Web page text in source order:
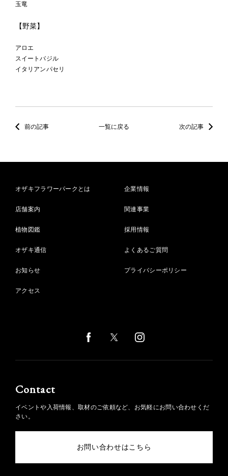
玉竜
【野菜】
アロエ
スイートバジル
イタリアンパセリ
前の記事 一覧に戻る 次の記事
オザキフラワーパークとは
店舗案内
植物図鑑
オザキ通信
お知らせ
アクセス
企業情報
関連事業
採用情報
よくあるご質問
プライバシーポリシー
Contact
イベントや入荷情報、取材のご依頼など、お気軽にお問い合わせくだ
さい。
お問い合わせはこちら